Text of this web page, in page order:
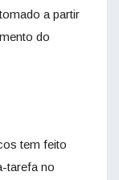
a partir
do
tem feito
tarefa no